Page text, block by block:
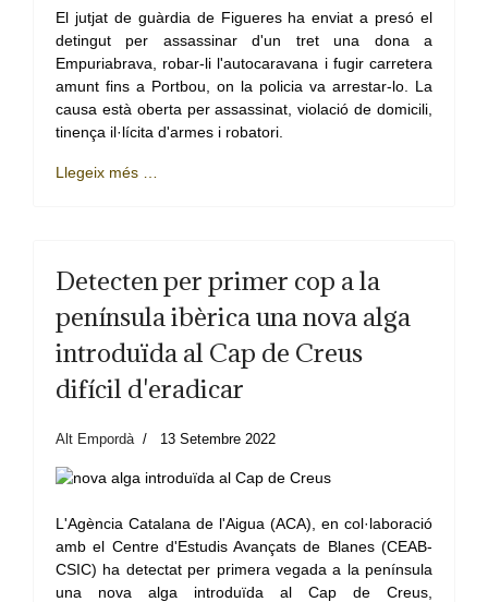
El jutjat de guàrdia de Figueres ha enviat a presó el
detingut per assassinar d'un tret una dona a
Empuriabrava, robar-li l'autocaravana i fugir carretera
amunt fins a Portbou, on la policia va arrestar-lo. La
causa està oberta per assassinat, violació de domicili,
tinença il·lícita d'armes i robatori.
Llegeix més …
Detecten per primer cop a la
península ibèrica una nova alga
introduïda al Cap de Creus
difícil d'eradicar
Alt Empordà 13 Setembre 2022
L'Agència Catalana de l'Aigua (ACA), en col·laboració
amb el Centre d'Estudis Avançats de Blanes (CEAB-
CSIC) ha detectat per primera vegada a la península
una nova alga introduïda al Cap de Creus,